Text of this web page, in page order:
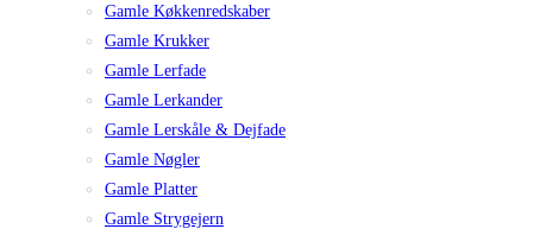
Gamle Køkkenredskaber
Gamle Krukker
Gamle Lerfade
Gamle Lerkander
Gamle Lerskåle & Dejfade
Gamle Nøgler
Gamle Platter
Gamle Strygejern